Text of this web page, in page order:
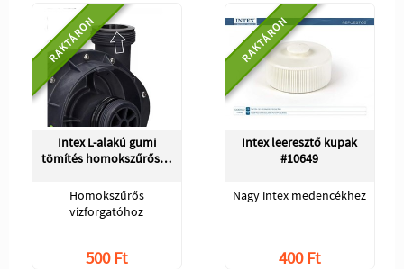
RAKTÁRON
Intex L-alakú gumi
tömítés homokszűrős…
Homokszűrős
vízforgatóhoz
500 Ft
RAKTÁRON
Intex leeresztő kupak
#10649
Nagy intex medencékhez
400 Ft